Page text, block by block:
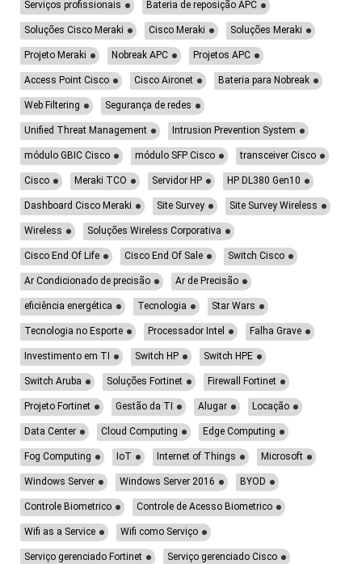
Serviços profissionais Bateria de reposição APC
Soluções Cisco Meraki Cisco Meraki Soluções Meraki
Projeto Meraki Nobreak APC Projetos APC
Access Point Cisco Cisco Aironet Bateria para Nobreak
Web Filtering Segurança de redes
Unified Threat Management Intrusion Prevention System
módulo GBIC Cisco módulo SFP Cisco transceiver Cisco
Cisco Meraki TCO Servidor HP HP DL380 Gen10
Dashboard Cisco Meraki Site Survey Site Survey Wireless
Wireless Soluções Wireless Corporativa
Cisco End Of Life Cisco End Of Sale Switch Cisco
Ar Condicionado de precisão Ar de Precisão
eficiência energética Tecnologia Star Wars
Tecnologia no Esporte Processador Intel Falha Grave
Investimento em TI Switch HP Switch HPE
Switch Aruba Soluções Fortinet Firewall Fortinet
Projeto Fortinet Gestão da TI Alugar Locação
Data Center Cloud Computing Edge Computing
Fog Computing IoT Internet of Things Microsoft
Windows Server Windows Server 2016 BYOD
Controle Biometrico Controle de Acesso Biometrico
Wifi as a Service Wifi como Serviço
Serviço gerenciado Fortinet Serviço gerenciado Cisco